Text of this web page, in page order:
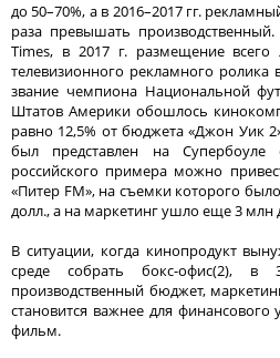
до 50–70%, а в 2016–2017 гг.
раза превышать
Times, в 2017 г. размещение всего
телевизионного рекламного
звание чемпиона Национальной
Штатов Америки обошлось
равно 12,5% от бюджета «Джон Уик
был представлен на Супербоуле
российского примера можно
«Питер FM», на съемки которого
долл., а на маркетинг ушло еще 3 млн
В ситуации, когда кинопродукт
среде собрать бокс-офис(2),
производственный бюджет,
становится важнее для
фильм.